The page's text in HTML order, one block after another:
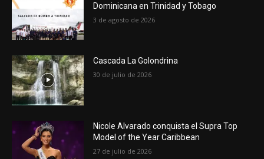
Dominicana en Trinidad y Tobago
3 de agosto de 2026
Cascada La Golondrina
30 de julio de 2026
Nicole Alvarado conquista el Supra Top
Model of the Year Caribbean
27 de julio de 2026